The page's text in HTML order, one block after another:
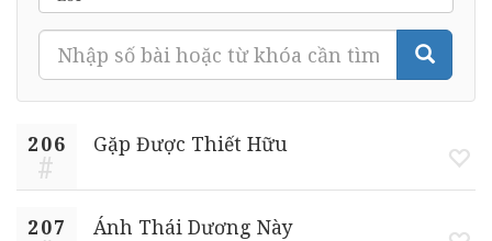
206 Gặp Được Thiết Hữu
207 Ánh Thái Dương Này